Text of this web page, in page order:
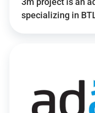
specializing in